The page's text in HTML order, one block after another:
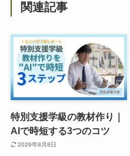
関連記事
特別支援学級の教材作り｜
AIで時短する3つのコツ
2026年8月8日